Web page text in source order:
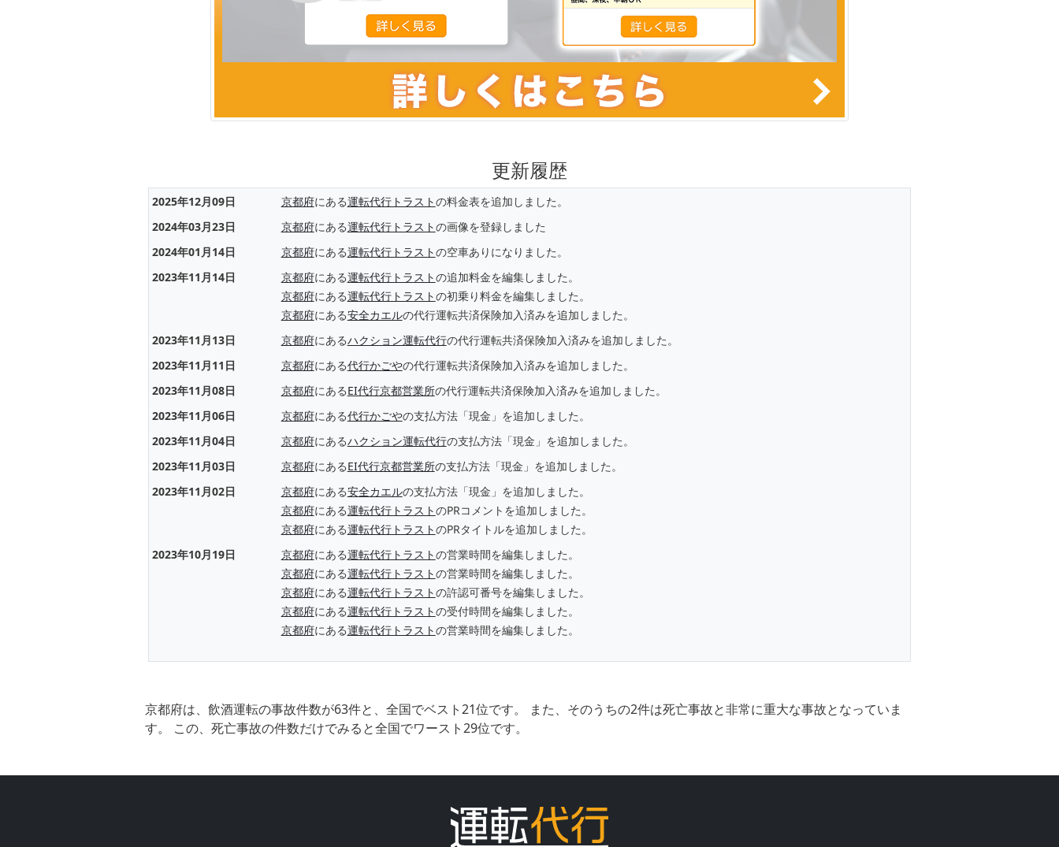
更新履歴
2025年12月09日 京都府にある運転代行トラストの料金表を追加しました。
2024年03月23日
京都府にある運転代行トラストの画像を登録しました
2024年01月14日
京都府にある運転代行トラストの空車ありになりました。
2023年11月14日
京都府にある運転代行トラストの追加料金を編集しました。
京都府にある運転代行トラストの初乗り料金を編集しました。
京都府にある安全カエルの代行運転共済保険加入済みを追加しました。
2023年11月13日
京都府にあるハクション運転代行の代行運転共済保険加入済みを追加しました。
2023年11月11日
京都府にある代行かごやの代行運転共済保険加入済みを追加しました。
2023年11月08日
京都府にあるEI代行京都営業所の代行運転共済保険加入済みを追加しました。
2023年11月06日
京都府にある代行かごやの支払方法「現金」を追加しました。
2023年11月04日
京都府にあるハクション運転代行の支払方法「現金」を追加しました。
2023年11月03日
京都府にあるEI代行京都営業所の支払方法「現金」を追加しました。
2023年11月02日
京都府にある安全カエルの支払方法「現金」を追加しました。
京都府にある運転代行トラストのPRコメントを追加しました。
京都府にある運転代行トラストのPRタイトルを追加しました。
2023年10月19日
京都府にある運転代行トラストの営業時間を編集しました。
京都府にある運転代行トラストの営業時間を編集しました。
京都府にある運転代行トラストの許認可番号を編集しました。
京都府にある運転代行トラストの受付時間を編集しました。
京都府にある運転代行トラストの営業時間を編集しました。
京都府は、飲酒運転の事故件数が63件と、全国でベスト21位です。 また、そのうちの2件は死亡事故と非常に重大な事故となっていま
す。 この、死亡事故の件数だけでみると全国でワースト29位です。